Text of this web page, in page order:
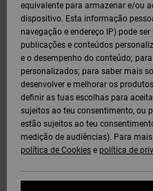
equivalente para armazenar e/ou
dispositivo. Esta informação
navegação e endereço IP) pode
publicações e conteúdos
e o desempenho do conteúdo;
personalizados; para saber mais
desenvolver e melhorar os
definir as tuas escolhas para
sujeitos ao teu consentimento, ou
estão sujeitos ao teu
medição de audiências). Para
política de Cookies e política de